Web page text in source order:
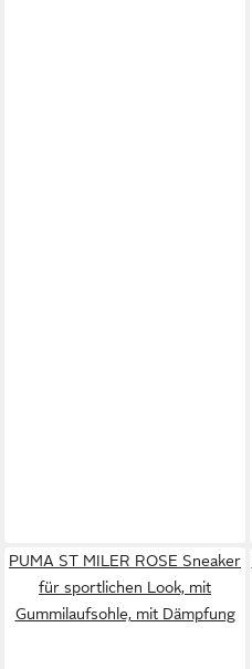
PUMA ST MILER ROSE Sneaker
für sportlichen Look, mit
Gummilaufsohle, mit Dämpfung